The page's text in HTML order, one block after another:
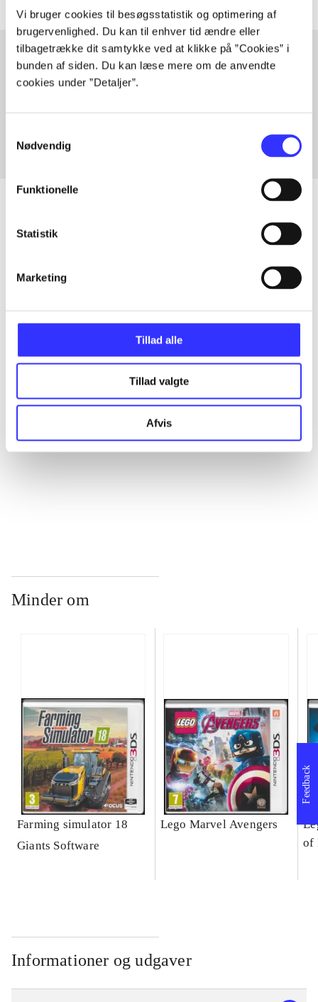
Vi bruger cookies til besøgsstatistik og optimering af
brugervenlighed. Du kan til enhver tid ændre eller
tilbagetrække dit samtykke ved at klikke på ”Cookies” i
bunden af siden. Du kan læse mere om de anvendte
cookies under ”Detaljer”.
Nødvendig
Funktionelle
Statistik
Marketing
Tillad alle
Tillad valgte
Afvis
Artikler med samme emner
...
...
Minder om
Farming simulator 18
Giants Software
Lego Marvel Avengers
of
Informationer og udgaver
Feedback